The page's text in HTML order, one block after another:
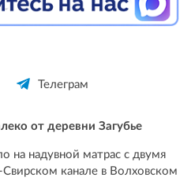
Телеграм
от деревни Загубье
на надувной матрас с двумя
канале в Волховском